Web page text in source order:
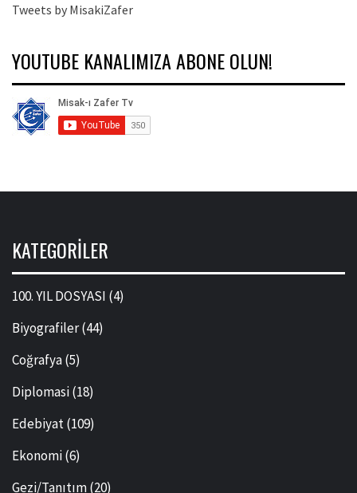
Tweets by MisakiZafer
YOUTUBE KANALIMIZA ABONE OLUN!
KATEGORILER
100. YIL DOSYASI (4)
Biyografiler(44)
Coğrafya(5)
Diplomasi(18)
Edebiyat(109)
Ekonomi(6)
Gezi/Tanıtım(20)